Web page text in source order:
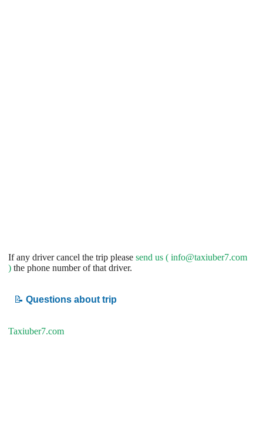
If any driver cancel the trip please send us ( info@taxiuber7.com
) the phone number of that driver.
📝 Questions about trip
Taxiuber7.com